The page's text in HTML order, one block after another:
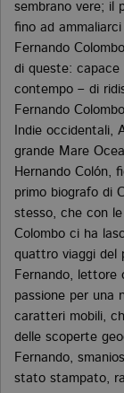
sembrano vere; il
fino ad
Fernando
di queste: capace
contempo – di
Fernando
Indie occidentali,
grande Mare
Hernando Colón,
primo biografo di
stesso, che con
Colombo ci ha
quattro viaggi del
Fernando, lettore
passione per una
caratteri mobili,
delle scoperte
Fernando,
stato stampato,